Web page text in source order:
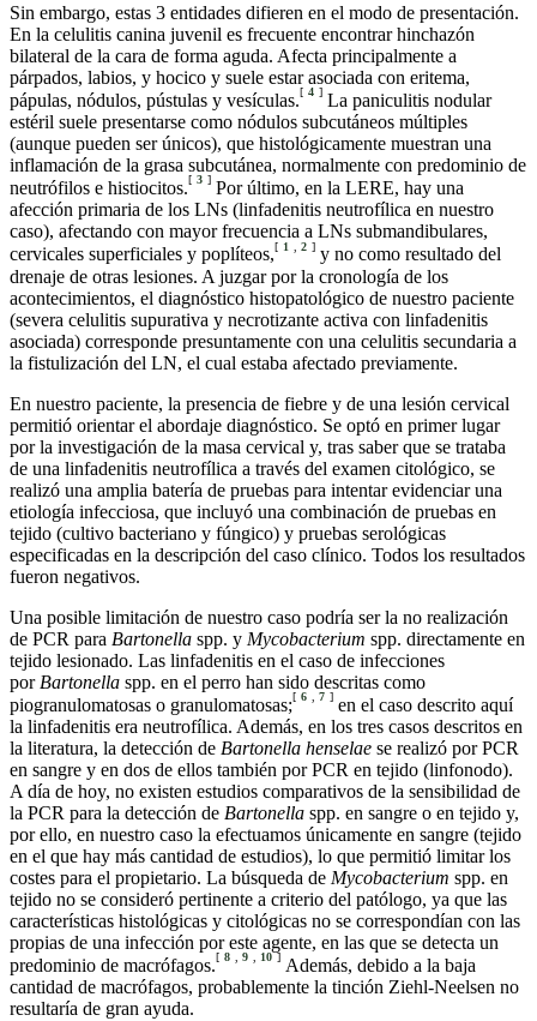
Sin embargo, estas 3 entidades difieren en el modo de presentación.
En la celulitis canina juvenil es frecuente encontrar hinchazón
bilateral de la cara de forma aguda. Afecta principalmente a
párpados, labios, y hocico y suele estar asociada con eritema,
pápulas, nódulos, pústulas y vesículas.[ 4 ] La paniculitis nodular
estéril suele presentarse como nódulos subcutáneos múltiples
(aunque pueden ser únicos), que histológicamente muestran una
inflamación de la grasa subcutánea, normalmente con predominio de
neutrófilos e histiocitos.[ 3 ] Por último, en la LERE, hay una
afección primaria de los LNs (linfadenitis neutrofílica en nuestro
caso), afectando con mayor frecuencia a LNs submandibulares,
cervicales superficiales y poplíteos,[ 1 2 ] y no como resultado del
drenaje de otras lesiones. A juzgar por la cronología de los
acontecimientos, el diagnóstico histopatológico de nuestro paciente
(severa celulitis supurativa y necrotizante activa con linfadenitis
asociada) corresponde presuntamente con una celulitis secundaria a
la fistulización del LN, el cual estaba afectado previamente.
En nuestro paciente, la presencia de fiebre y de una lesión cervical
permitió orientar el abordaje diagnóstico. Se optó en primer lugar
por la investigación de la masa cervical y, tras saber que se trataba
de una linfadenitis neutrofílica a través del examen citológico, se
realizó una amplia batería de pruebas para intentar evidenciar una
etiología infecciosa, que incluyó una combinación de pruebas en
tejido (cultivo bacteriano y fúngico) y pruebas serológicas
especificadas en la descripción del caso clínico. Todos los resultados
fueron negativos.
Una posible limitación de nuestro caso podría ser la no realización
de PCR para Bartonella spp. y Mycobacterium spp. directamente en
tejido lesionado. Las linfadenitis en el caso de infecciones
por Bartonella spp. en el perro han sido descritas como
piogranulomatosas o granulomatosas;[ 6 7 ] en el caso descrito aquí
la linfadenitis era neutrofílica. Además, en los tres casos descritos en
la literatura, la detección de Bartonella henselae se realizó por PCR
en sangre y en dos de ellos también por PCR en tejido (linfonodo).
A día de hoy, no existen estudios comparativos de la sensibilidad de
la PCR para la detección de Bartonella spp. en sangre o en tejido y,
por ello, en nuestro caso la efectuamos únicamente en sangre (tejido
en el que hay más cantidad de estudios), lo que permitió limitar los
costes para el propietario. La búsqueda de Mycobacterium spp. en
tejido no se consideró pertinente a criterio del patólogo, ya que las
características histológicas y citológicas no se correspondían con las
propias de una infección por este agente, en las que se detecta un
predominio de macrófagos.[ 8 , 9 , 10 ] Además, debido a la baja
cantidad de macrófagos, probablemente la tinción Ziehl-Neelsen no
resultaría de gran ayuda.